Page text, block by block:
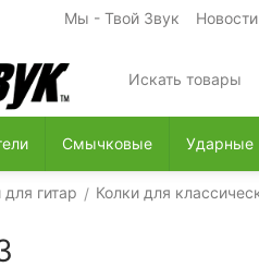
Мы - Твой Звук Новости
Смычковые Ударные
для гитар / Колки для